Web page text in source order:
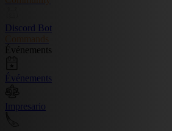
Discord Bot
Événements
Événements
Impresario